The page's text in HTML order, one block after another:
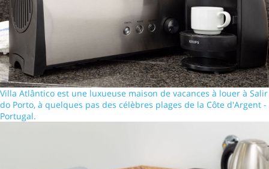
Villa Atlântico est une luxueuse maison de vacances à louer à Salir
do Porto, à quelques pas des célèbres plages de la Côte d'Argent -
Portugal.